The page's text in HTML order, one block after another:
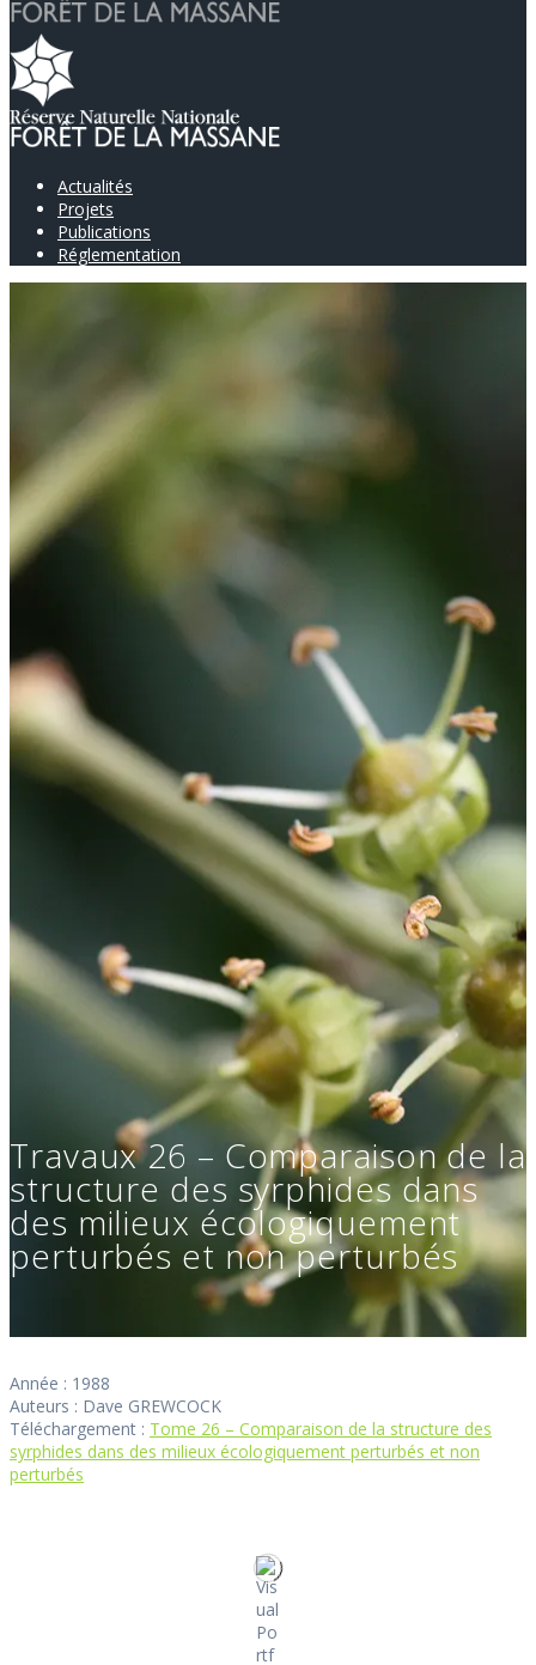
Actualités
Projets
Publications
Réglementation
Travaux 26 – Comparaison de la
structure des syrphides dans
des milieux écologiquement
perturbés et non perturbés
Année : 1988
Auteurs : Dave GREWCOCK
Téléchargement : Tome 26 – Comparaison de la structure des
syrphides dans des milieux écologiquement perturbés et non
perturbés